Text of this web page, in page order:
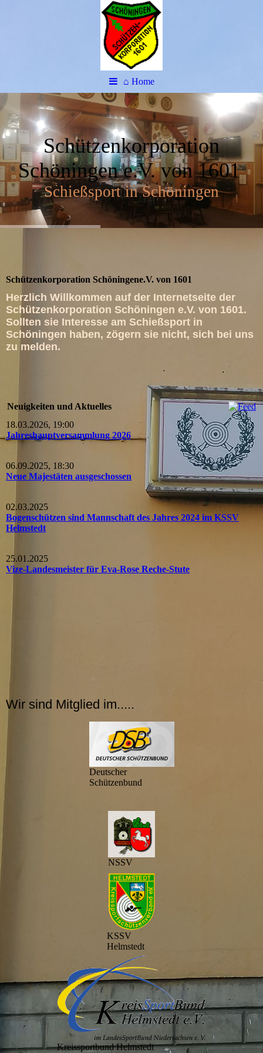
⌂ Home
Schützenkorporation
Schöningen e.V. von 1601
Schießsport in Schöningen
Schützenkorporation Schöningene.V. von 1601
Herzlich Willkommen auf der Internetseite der
Schützenkorporation Schöningen e.V. von 1601.
Sollten sie Interesse am Schießsport in
Schöningen haben, zögern sie nicht, sich bei uns
zu melden.
Neuigkeiten und Aktuelles
18.03.2026, 19:00
Jahreshauptversammlung 2026
06.09.2025, 18:30
Neue Majestäten ausgeschossen
02.03.2025
Bogenschützen sind Mannschaft des Jahres 2024 im KSSV
Helmstedt
25.01.2025
Vize-Landesmeister für Eva-Rose Reche-Stute
Wir sind Mitglied im.....
Deutscher
Schützenbund
NSSV
KSSV
Helmstedt
Kreissportbund Helmstedt